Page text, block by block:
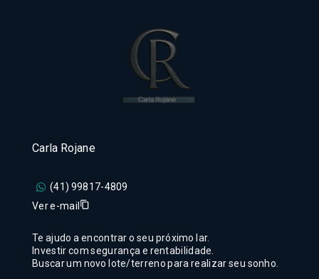
Carla Rojane
(41) 99817-4809
Ver e-mail
Te ajudo a encontrar o seu próximo lar.
Investir com segurança e rentabilidade.
Buscar um novo lote/terreno para realizar seu sonho.